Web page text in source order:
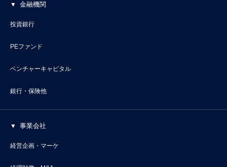
金融機関
投資銀行
PEファンド
ベンチャーキャピタル
銀行・保険他
事業会社
経営企画・マーケ